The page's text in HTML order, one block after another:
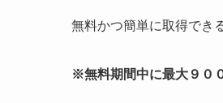
無料かつ簡単に取得でき
※無料期間中に最大９０